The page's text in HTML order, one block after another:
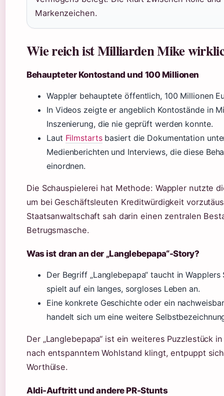
Markenzeichen.
Wie reich ist Milliarden Mike
Behaupteter Kontostand und 100 Millionen
Wappler behauptete öffentlich, 100 Millionen
In Videos zeigte er angeblich Kontostände in
Inszenierung, die nie geprüft werden konnte.
Laut Filmstartsbasiert die Dokumentation
Medienberichten und Interviews, die diese
einordnen.
Die Schauspielerei hat Methode: Wappler nutzte
um bei Geschäftsleuten Kreditwürdigkeit
Staatsanwaltschaft sah darin einen zentralen
Betrugsmasche.
Was ist dran an der „Langlebepapa“-Story?
Der Begriff „Langlebepapa“ taucht in
spielt auf ein langes, sorgloses Leben an.
Eine konkrete Geschichte oder ein
handelt sich um eine weitere
Der „Langlebepapa“ ist ein weiteres Puzzlestück
nach entspanntem Wohlstand klingt, entpuppt
Worthülse.
Aldi-Auftritt und andere PR-Stunts